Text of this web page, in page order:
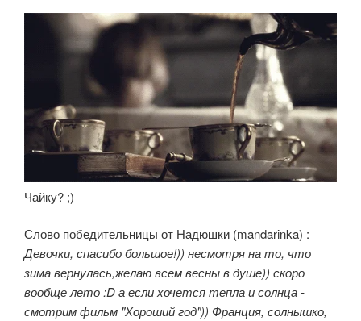
Чайку? ;)
Слово победительницы от Надюшки (mandarinka) :
Девочки, спасибо большое!)) несмотря на то, что
зима вернулась,желаю всем весны в душе)) скоро
вообще лето :D а если хочется тепла и солнца -
смотрим фильм "Хороший год")) Франция, солнышко,